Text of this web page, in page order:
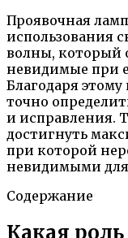
Проявочная
использования
волны, который
невидимые при
Благодаря
точно
и исправления.
достигнуть
при которой
невидимыми для
Содержание
Какая